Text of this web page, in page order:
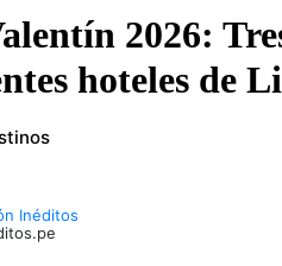
2026:
hoteles de
Inéditos